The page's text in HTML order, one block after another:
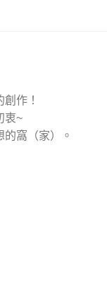
作！
衷~
窩（家）。